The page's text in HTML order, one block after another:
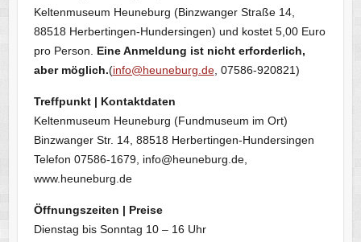
Keltenmuseum Heuneburg (Binzwanger Straße 14,
88518 Herbertingen-Hundersingen) und kostet 5,00 Euro
pro Person. Eine Anmeldung ist nicht erforderlich,
aber möglich.(info@heuneburg.de, 07586-920821)
Treffpunkt | Kontaktdaten
Keltenmuseum Heuneburg (Fundmuseum im Ort)
Binzwanger Str. 14, 88518 Herbertingen-Hundersingen
Telefon 07586-1679, info@heuneburg.de,
www.heuneburg.de
Öffnungszeiten | Preise
Dienstag bis Sonntag 10 – 16 Uhr